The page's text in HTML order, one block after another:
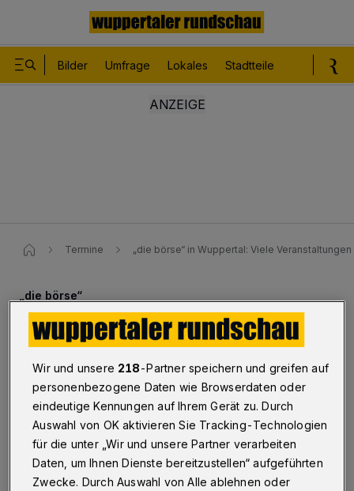
Bilder Umfrage Lokales Stadtteile
Termine „die börse“ in Wuppertal: Viele
„die börse“
Viele Veranstaltungen an der
frischen Luft
Wuppertal
Die Wuppertaler „börse“ eröffnet am
Mittwoch (2. Juni 2021) einen neuen
Veranstaltungsort – den „#kultur#park#platz“ an der
Wolkenburg 100. Einlass erhalten zunächst bis zu 120
Gäste.
Wir und unsere 218-Partner speichern und greifen auf
personenbezogene Daten wie Browserdaten oder
eindeutige Kennungen auf Ihrem Gerät zu. Durch
Auswahl von OK aktivieren Sie Tracking-Technologien
für die unter „Wir und unsere Partner verarbeiten
Daten, um Ihnen Dienste bereitzustellen“ aufgeführten
Zwecke. Durch Auswahl von Alle ablehnen oder